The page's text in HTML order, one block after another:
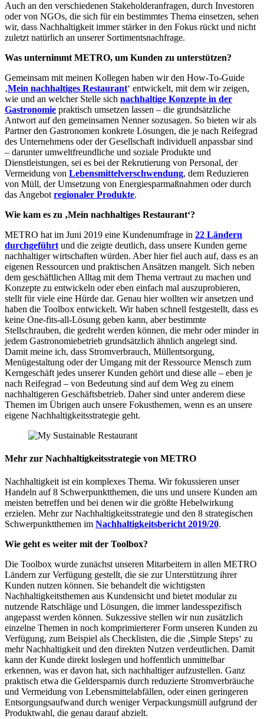
Auch an den verschiedenen Stakeholderanfragen, durch Investoren
oder von NGOs, die sich für ein bestimmtes Thema einsetzen, sehen
wir, dass Nachhaltigkeit immer stärker in den Fokus rückt und nicht
zuletzt natürlich an unserer Sortimentsnachfrage.
Was unternimmt METRO, um Kunden zu unterstützen?
Gemeinsam mit meinen Kollegen haben wir den How-To-Guide
‚Mein nachhaltiges Restaurant‘ entwickelt, mit dem wir zeigen,
wie und an welcher Stelle sich nachhaltige Konzepte in der
Gastronomie praktisch umsetzen lassen – die grundsätzliche
Antwort auf den gemeinsamen Nenner sozusagen. So bieten wir als
Partner den Gastronomen konkrete Lösungen, die je nach Reifegrad
des Unternehmens oder der Gesellschaft individuell anpassbar sind
– darunter umweltfreundliche und soziale Produkte und
Dienstleistungen, sei es bei der Rekrutierung von Personal, der
Vermeidung von Lebensmittelverschwendung, dem Reduzieren
von Müll, der Umsetzung von Energiesparmaßnahmen oder durch
das Angebot regionaler Produkte.
Wie kam es zu ‚Mein nachhaltiges Restaurant‘?
METRO hat im Juni 2019 eine Kundenumfrage in 22 Ländern
durchgeführt und die zeigte deutlich, dass unsere Kunden gerne
nachhaltiger wirtschaften würden. Aber hier fiel auch auf, dass es an
eigenen Ressourcen und praktischen Ansätzen mangelt. Sich neben
dem geschäftlichen Alltag mit dem Thema vertraut zu machen und
Konzepte zu entwickeln oder eben einfach mal auszuprobieren,
stellt für viele eine Hürde dar. Genau hier wollten wir ansetzen und
haben die Toolbox entwickelt. Wir haben schnell festgestellt, dass es
keine One-fits-all-Lösung geben kann, aber bestimmte
Stellschrauben, die gedreht werden können, die mehr oder minder in
jedem Gastronomiebetrieb grundsätzlich ähnlich angelegt sind.
Damit meine ich, dass Stromverbrauch, Müllentsorgung,
Menügestaltung oder der Umgang mit der Ressource Mensch zum
Kerngeschäft jedes unserer Kunden gehört und diese alle – eben je
nach Reifegrad – von Bedeutung sind auf dem Weg zu einem
nachhaltigeren Geschäftsbetrieb. Daher sind unter anderem diese
Themen im Übrigen auch unsere Fokusthemen, wenn es an unsere
eigene Nachhaltigkeitsstrategie geht.
Mehr zur Nachhaltigkeitsstrategie von METRO
Nachhaltigkeit ist ein komplexes Thema. Wir fokussieren unser
Handeln auf 8 Schwerpunktthemen, die uns und unsere Kunden am
meisten betreffen und bei denen wir die größte Hebelwirkung
erzielen. Mehr zur Nachhaltigkeitsstrategie und den 8 strategischen
Schwerpunktthemen im Nachhaltigkeitsbericht 2019/20.
Wie geht es weiter mit der Toolbox?
Die Toolbox wurde zunächst unseren Mitarbeitern in allen METRO
Ländern zur Verfügung gestellt, die sie zur Unterstützung ihrer
Kunden nutzen können. Sie behandelt die wichtigsten
Nachhaltigkeitsthemen aus Kundensicht und bietet modular zu
nutzende Ratschläge und Lösungen, die immer landesspezifisch
angepasst werden können. Sukzessive stellen wir nun zusätzlich
einzelne Themen in noch komprimierterer Form unseren Kunden zu
Verfügung, zum Beispiel als Checklisten, die die ‚Simple Steps‘ zu
mehr Nachhaltigkeit und den direkten Nutzen verdeutlichen. Damit
kann der Kunde direkt loslegen und hoffentlich unmittelbar
erkennen, was er davon hat, sich nachhaltiger aufzustellen. Ganz
praktisch etwa die Geldersparnis durch reduzierte Stromverbräuche
und Vermeidung von Lebensmittelabfällen, oder einen geringeren
Entsorgungsaufwand durch weniger Verpackungsmüll aufgrund der
Produktwahl, die genau darauf abzielt.